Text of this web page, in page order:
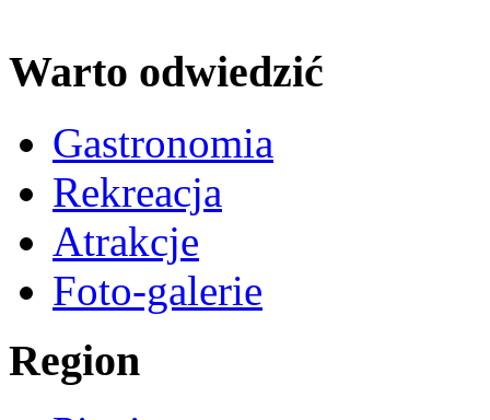
Warto odwiedzić
Gastronomia
Rekreacja
Atrakcje
Foto-galerie
Region